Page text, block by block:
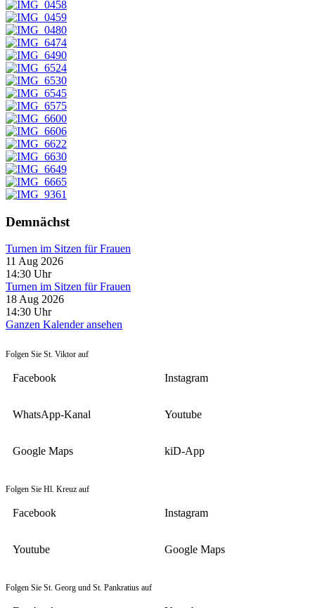
Demnächst
Turnen im Sitzen für Frauen
11 Aug 2026
14:30 Uhr
Turnen im Sitzen für Frauen
18 Aug 2026
14:30 Uhr
Ganzen Kalender ansehen
Folgen Sie St. Viktor auf
Facebook Instagram
WhatsApp-Kanal Youtube
Google Maps kiD-App
Folgen Sie Hl. Kreuz auf
Facebook Instagram
Youtube Google Maps
Folgen Sie St. Georg und St. Pankratius auf